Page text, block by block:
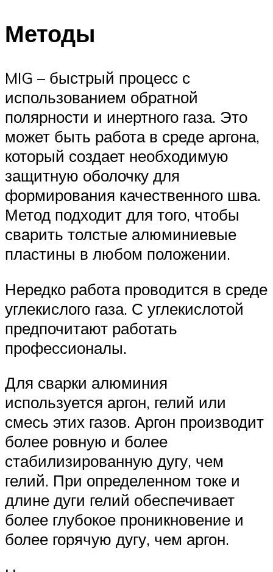
Методы
MIG – быстрый процесс с
использованием обратной
полярности и инертного газа. Это
может быть работа в среде аргона,
который создает необходимую
защитную оболочку для
формирования качественного шва.
Метод подходит для того, чтобы
сварить толстые алюминиевые
пластины в любом положении.
Нередко работа проводится в среде
углекислого газа. С углекислотой
предпочитают работать
профессионалы.
Для сварки алюминия
используется аргон, гелий или
смесь этих газов. Аргон производит
более ровную и более
стабилизированную дугу, чем
гелий. При определенном токе и
длине дуги гелий обеспечивает
более глубокое проникновение и
более горячую дугу, чем аргон.